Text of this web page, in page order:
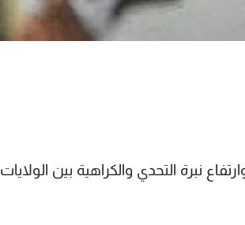
نبرة التحدي والكراهية بين الولايات